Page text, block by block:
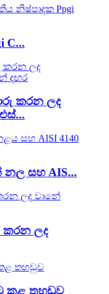
C...
කරන ලද
නල සහ AIS...
ලද
කළ තහඩුව